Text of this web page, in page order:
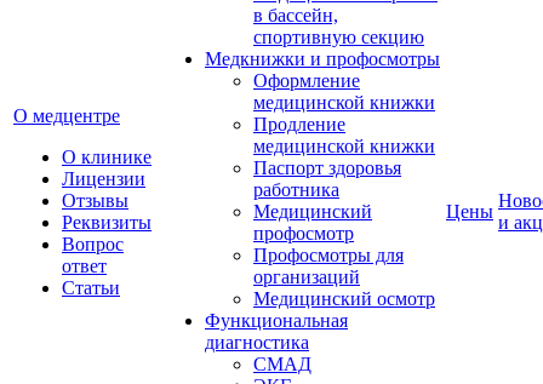
О медцентре
О клинике
Лицензии
Отзывы
Реквизиты
Вопрос
ответ
Статьи
в бассейн,
спортивную секцию
Медкнижки и профосмотры
Оформление
медицинской книжки
Продление
медицинской книжки
Паспорт здоровья
работника
Медицинский
профосмотр
Профосмотры для
организаций
Медицинский осмотр
Функциональная
диагностика
СМАД
Цены
и